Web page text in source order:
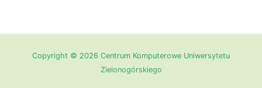
Copyright © 2026 Centrum Komputerowe Uniwersytetu
Zielonogórskiego